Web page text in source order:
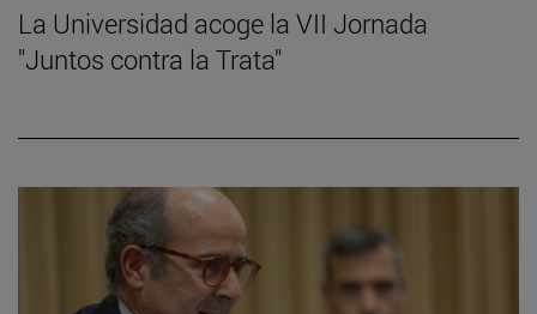
La Universidad acoge la VII Jornada
"Juntos contra la Trata"